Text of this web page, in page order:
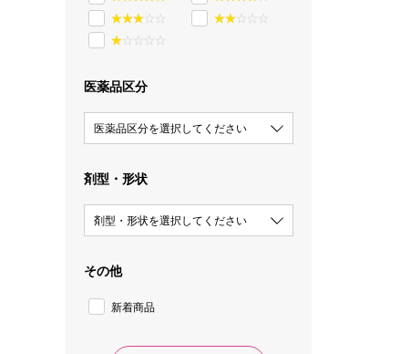
医薬品区分
医薬品区分を選択してください
剤型・形状
剤型・形状を選択してください
その他
新着商品